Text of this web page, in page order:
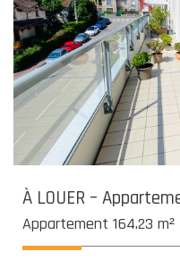
À LOUER –
Appartement 164.23